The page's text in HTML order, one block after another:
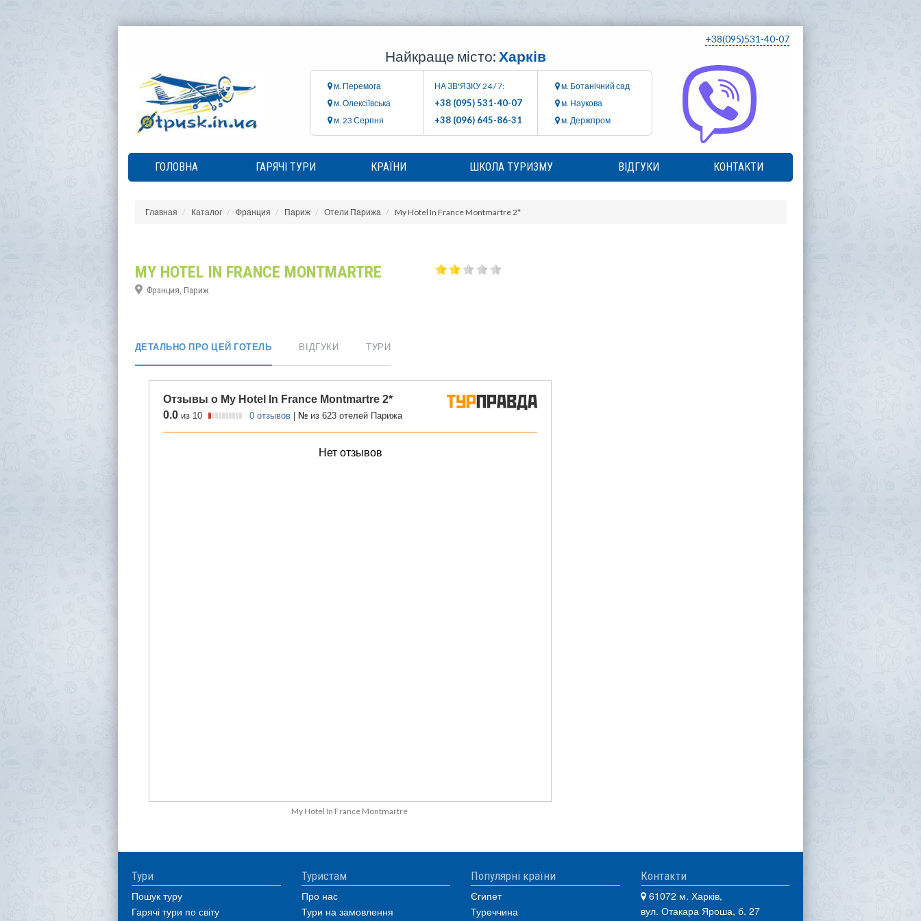
+38(095)531-40-07
Найкраще місто: Харків
м. Перемога
м. Олексіївська
м. 23 Серпня
НА ЗВ'ЯЗКУ 24 / 7:
+38 (095) 531-40-07
+38 (096) 645-86-31
м. Ботанічний сад
м. Наукова
м. Держпром
ГОЛОВНА ГАРЯЧІ ТУРИ КРАЇНИ ШКОЛА ТУРИЗМУ ВІДГУКИ КОНТАКТИ
Главная Каталог Франция Париж Отели Парижа My Hotel In France Montmartre 2*
MY HOTEL IN FRANCE MONTMARTRE
Франция, Париж
ДЕТАЛЬНО ПРО ЦЕЙ ГОТЕЛЬ ВІДГУКИ ТУРИ
My Hotel In France Montmartre
Тури
Пошук туру
Гарячі тури по світу
Туристам
Про нас
Тури на замовлення
Популярні країни
Єгипет
Туреччина
Контакти
61072 м. Харків,
вул. Отакара Яроша, б. 27